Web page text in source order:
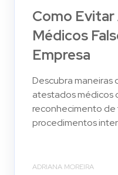
Como
Médicos
Empresa
Descubra maneiras
atestados médicos
reconhecimento de
procedimentos
ADRIANA MOREIRA